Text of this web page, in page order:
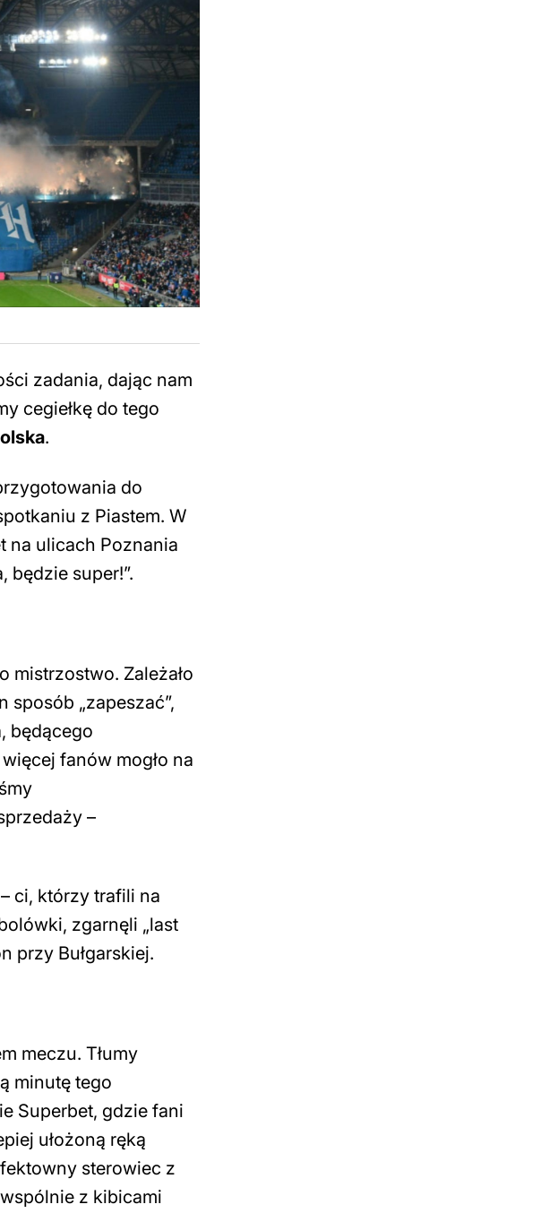
zadania, dając nam
cegiełkę do tego
.
do
z Piastem. W
na ulicach Poznania
będzie super!”.
mistrzostwo. Zależało
„zapeszać”,
będącego
fanów mogło na
–
ci, którzy trafili na
zgarnęli „last
przy Bułgarskiej.
meczu. Tłumy
minutę tego
Superbet, gdzie fani
ułożoną ręką
sterowiec z
z kibicami